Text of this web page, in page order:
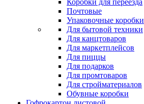
Коробки для переезда
Почтовые
Упаковочные коробки
Для бытовой техники
Для канцтоваров
Для маркетплейсов
Для пиццы
Для подарков
Для промтоваров
Для стройматериалов
Обувные коробки